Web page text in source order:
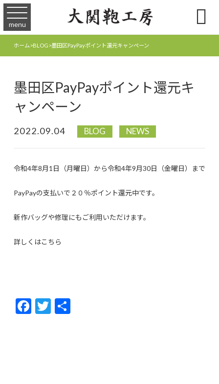
menu 
ホーム>BLOG>墨田区PayPayポイント還元キャンペーン
墨田区PayPayポイント還元キ
ャンペーン
2022.09.04 BLOG NEWS
令和4年8月1日（月曜日）から令和4年9月30日（金曜日）まで
PayPayの支払いで２０％ポイント還元中です。
新作バッグや修理にもご利用いただけます。
詳しくはこちら
F
T